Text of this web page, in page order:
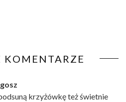
KOMENTARZE
krzyżówkęteż świetnie